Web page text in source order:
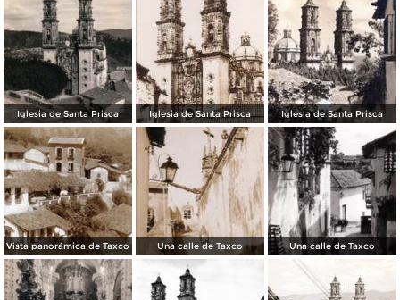
Iglesia de Santa Prisca Iglesia de Santa Prisca Iglesia de Santa Prisca
Vista panorámica de Taxco Una calle de Taxco Una calle de Taxco